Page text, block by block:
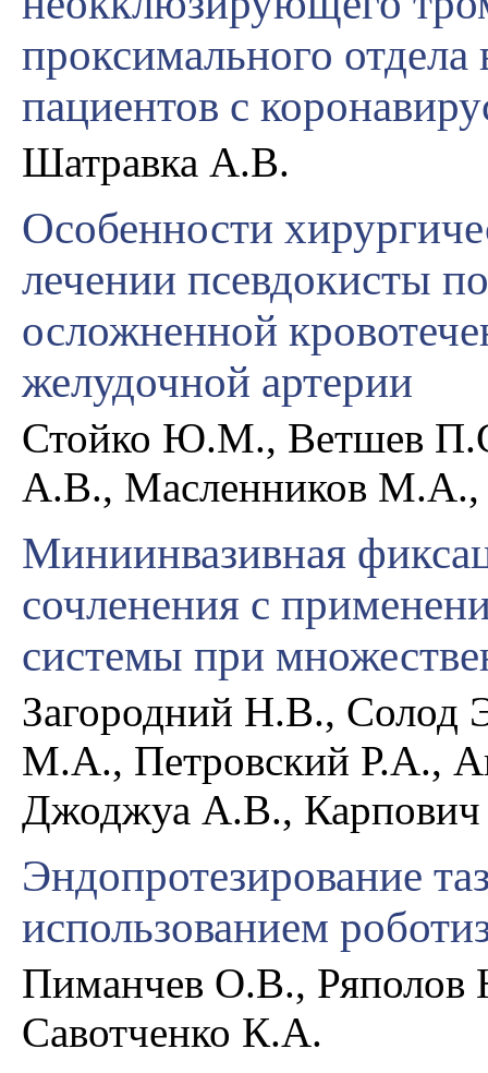
проксимального
пациентов с
Шатравка А.В.
Особенности
лечении псевдокисты
осложненной
желудочной артерии
Стойко Ю.М., Ветшев
А.В., Масленников М.А.,
Миниинвазивная
сочленения с
системы при
Загородний Н.В., Солод
М.А., Петровский Р.А.,
Джоджуа А.В.,
Эндопротезирование
использованием
Пиманчев О.В.,
Савотченко К.А.